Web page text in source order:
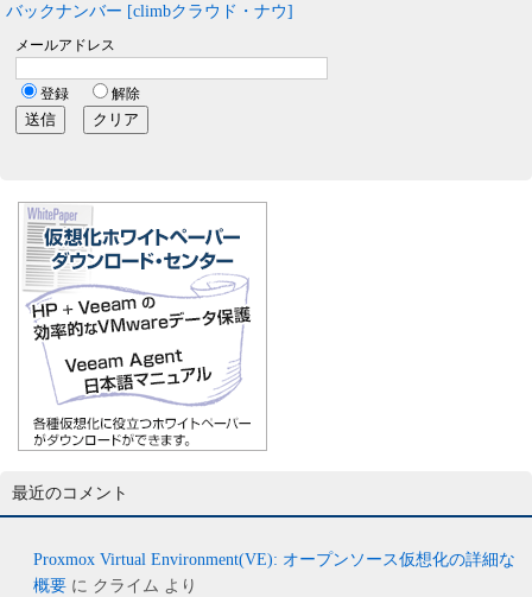
バックナンバー [climbクラウド・ナウ]
最近のコメント
Proxmox Virtual Environment(VE): オープンソース仮想化の詳細な
概要 に クライム より